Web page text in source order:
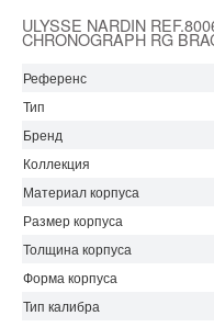
ULYSSE NARDIN
CHRONOGRAPH RG
Референс
Тип
Бренд
Коллекция
Материал корпуса
Размер корпуса
Толщина корпуса
Форма корпуса
Тип калибра